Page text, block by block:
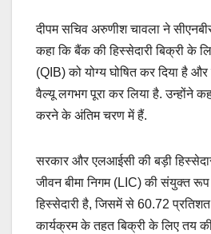
दीपम सचिव अरुणीश चावला ने
कहा कि बैंक की हिस्सेदारी बिक्री के
(QIB) को योग्य घोषित कर दिया है
वैल्‍यू लगभग पूरा कर लिया है. उन्होंने
करने के अंतिम चरण में हैं.
सरकार और एलआईसी की बड़ी
जीवन बीमा निगम (LIC) की संयुक्‍त
हिस्‍सेदारी है, जिसमें से 60.72 प्रतिशत
कार्यक्रम के तहत बिक्री के लिए तय